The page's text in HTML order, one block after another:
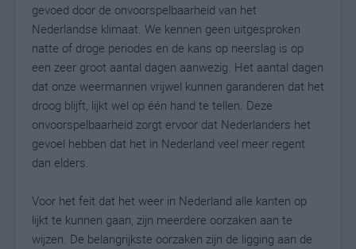
gevoed door de onvoorspelbaarheid van het
Nederlandse klimaat. We kennen geen uitgesproken
natte of droge periodes en de kans op neerslag is op
een zeer groot aantal dagen aanwezig. Het aantal dagen
dat onze weermannen vrijwel kunnen garanderen dat het
droog blijft, lijkt wel op één hand te tellen. Deze
onvoorspelbaarheid zorgt ervoor dat Nederlanders het
gevoel hebben dat het in Nederland veel meer regent
dan elders.
Voor het feit dat het weer in Nederland alle kanten op
lijkt te kunnen gaan, zijn meerdere oorzaken aan te
wijzen. De belangrijkste oorzaken zijn de ligging aan de